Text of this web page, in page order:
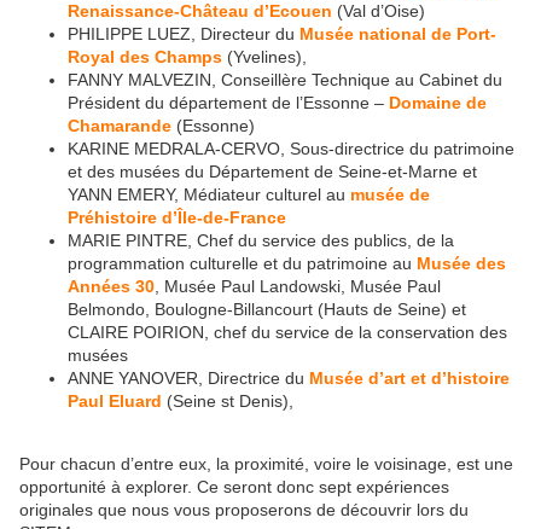
Renaissance-Château d’Ecouen (Val d’Oise)
PHILIPPE LUEZ, Directeur du Musée national de Port-
Royal des Champs (Yvelines),
FANNY MALVEZIN, Conseillère Technique au Cabinet du
Président du département de l’Essonne – Domaine de
Chamarande (Essonne)
KARINE MEDRALA-CERVO, Sous-directrice du patrimoine
et des musées du Département de Seine-et-Marne et
YANN EMERY, Médiateur culturel au musée de
Préhistoire d’Île-de-France
MARIE PINTRE, Chef du service des publics, de la
programmation culturelle et du patrimoine au Musée des
Années 30 , Musée Paul Landowski, Musée Paul
Belmondo, Boulogne-Billancourt (Hauts de Seine) et
CLAIRE POIRION, chef du service de la conservation des
musées
ANNE YANOVER, Directrice du Musée d’art et d’histoire
Paul Eluard (Seine st Denis),
Pour chacun d’entre eux, la proximité, voire le voisinage, est une
opportunité à explorer. Ce seront donc sept expériences
originales que nous vous proposerons de découvrir lors du